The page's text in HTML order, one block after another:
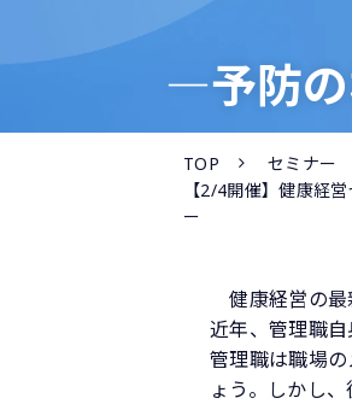
―予防の
TOP
セミナー
【2/4開催】健康経
ー
健康経営の最
近年、管理職
管理職は職場
ょう。しかし